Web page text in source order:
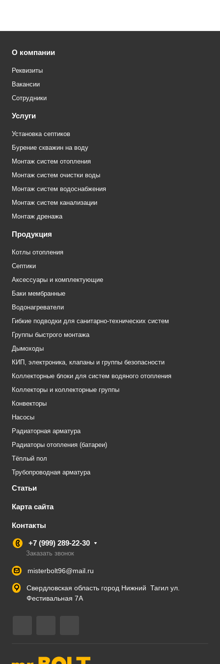
О компании
Реквизиты
Вакансии
Сотрудники
Услуги
Установка септиков
Бурение скважин на воду
Монтаж систем отопления
Монтаж систем очистки воды
Монтаж систем водоснабжения
Монтаж систем канализации
Монтаж дренажа
Продукция
Котлы отопления
Септики
Аксессуары и комплектующие
Баки мембранные
Водонагреватели
Гибкие подводки для санитарно-технических систем
Группы быстрого монтажа
Дымоходы
КИП, электроника, клапаны и группы безопасности
Коллекторные блоки для систем водяного отопления
Коллекторы и коллекторные группы
Конвекторы
Насосы
Радиаторная арматура
Радиаторы отопления (батареи)
Тёплый пол
Трубопроводная арматура
Статьи
Карта сайта
Контакты
+7 (999) 289-22-30
Заказать звонок
misterbolt96@mail.ru
Свердловская область город Нижний Тагил ул.
Фестивальная 7А